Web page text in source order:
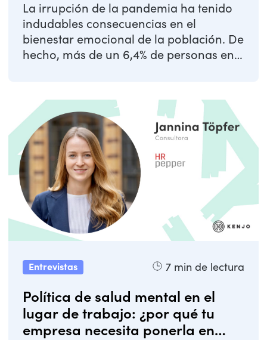
La irrupción de la pandemia ha tenido
indudables consecuencias en el
bienestar emocional de la población. De
hecho, más de un 6,4% de personas en
Entrevistas 7 min de lectura
Política de salud mental en el
lugar de trabajo: ¿por qué tu
empresa necesita ponerla en